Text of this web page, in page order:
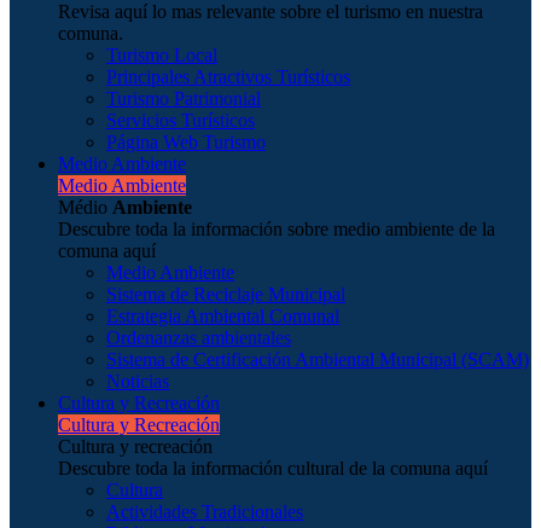
Revisa aquí lo mas relevante sobre el turismo en nuestra
comuna.
Turismo Local
Principales Atractivos Turísticos
Turismo Patrimonial
Servicios Turísticos
Página Web Turismo
Medio Ambiente
Medio Ambiente
Médio Ambiente
Descubre toda la información sobre medio ambiente de la
comuna aquí
Medio Ambiente
Sistema de Reciclaje Municipal
Estrategia Ambiental Comunal
Ordenanzas ambientales
Sistema de Certificación Ambiental Municipal (SCAM)
Noticias
Cultura y Recreación
Cultura y Recreación
Cultura y recreación
Descubre toda la información cultural de la comuna aquí
Cultura
Actividades Tradicionales